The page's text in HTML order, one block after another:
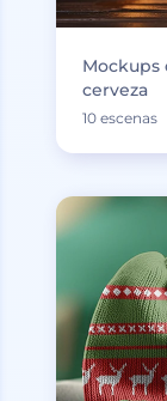
Mockups
cerveza
10 escenas